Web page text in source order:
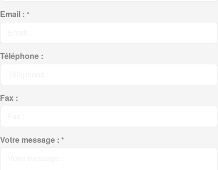
Email : *
Téléphone :
Fax :
Votre message : *